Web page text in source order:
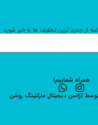
از جدید ترین تخفیف ها با خبر شوید
همراه شماییم!
آژانس دیجیتال مارکتینگ روشن